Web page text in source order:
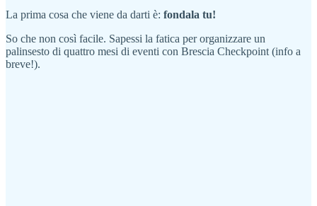
La prima cosa che viene da darti è: fondala tu!
So che non così facile. Sapessi la fatica per organizzare un
palinsesto di quattro mesi di eventi con Brescia Checkpoint (info a
breve!).